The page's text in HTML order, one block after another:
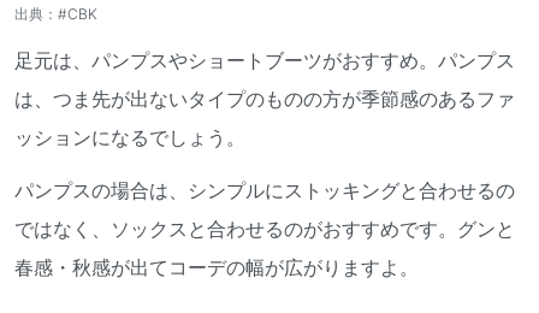
出典： #CBK
足元は、パンプスやショートブーツがおすすめ。パンプス
は、つま先が出ないタイプのものの方が季節感のあるファ
ッションになるでしょう。
パンプスの場合は、シンプルにストッキングと合わせるの
ではなく、ソックスと合わせるのがおすすめです。グンと
春感・秋感が出てコーデの幅が広がりますよ。